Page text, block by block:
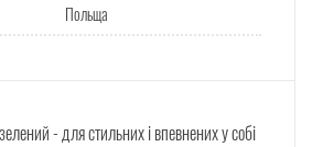
Польща
- для стильних і впевнених у собі